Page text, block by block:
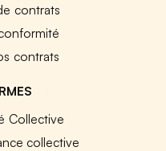
contrats
contrats
Collective
collective